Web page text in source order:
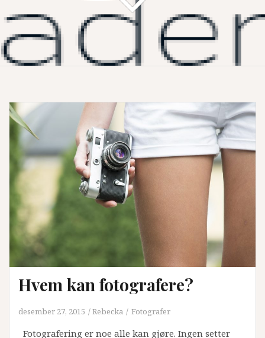
Hvem kan fotografere?
desember 27, 2015 Rebecka Fotografer
Fotografering er noe alle kan gjøre. Ingen setter